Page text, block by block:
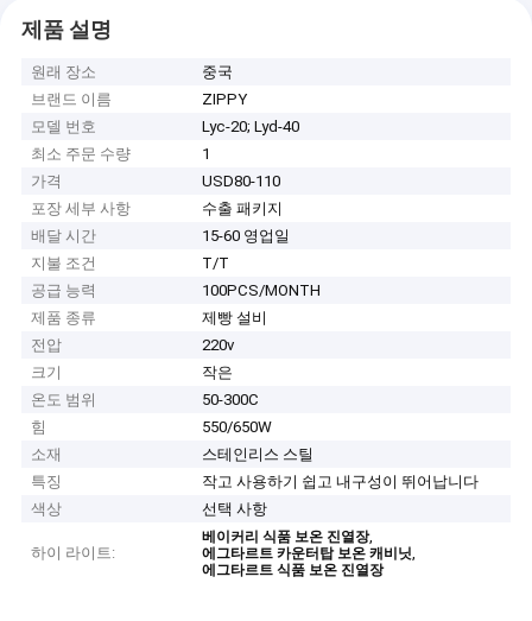
제품 설명
원래 장소
중국
브랜드 이름
ZIPPY
모델 번호
Lyc-20; Lyd-40
최소 주문 수량
1
가격
USD80-110
포장 세부 사항
수출 패키지
배달 시간
15-60 영업일
지불 조건
T/T
공급 능력
100PCS/MONTH
제품 종류
제빵 설비
전압
220v
크기
작은
온도 범위
50-300C
힘
550/650W
소재
스테인리스 스틸
특징
작고 사용하기 쉽고 내구성이 뛰어납니다
색상
선택 사항
하이 라이트:
베이커리 식품 보온 진열장,
에그타르트 카운터탑 보온 캐비닛,
에그타르트 식품 보온 진열장